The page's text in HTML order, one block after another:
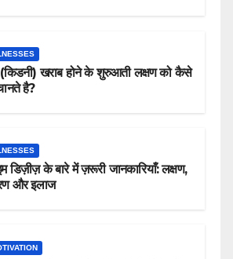
(किडनी) खराब होने के शुरुआती लक्षण को कैसे
है?
डिज़ीज़ के बारे में ज़रूरी जानकारियाँ: लक्षण,
और इलाज